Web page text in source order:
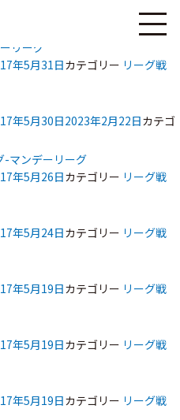
2018年1月22日カテ
リーグ
年5月31日カテゴリー リーグ戦
年5月30日2023年2月22日カテゴ
-マンデーリーグ
年5月26日カテゴリー リーグ戦
年5月24日カテゴリー リーグ戦
年5月19日カテゴリー リーグ戦
年5月19日カテゴリー リーグ戦
年5月19日カテゴリー リーグ戦